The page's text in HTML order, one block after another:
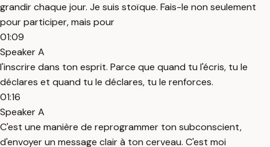
grandir chaque jour. Je suis stoïque. Fais-le non seulement
pour participer, mais pour
01:09
Speaker A
l'inscrire dans ton esprit. Parce que quand tu l'écris, tu le
déclares et quand tu le déclares, tu le renforces.
01:16
Speaker A
C'est une manière de reprogrammer ton subconscient,
d'envoyer un message clair à ton cerveau. C'est moi